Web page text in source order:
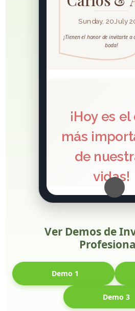
Ver Demos de
Demo 1
Demo 3